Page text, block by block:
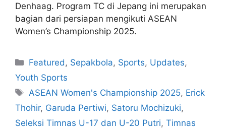
Denhaag. Program TC di Jepang ini merupakan
bagian dari persiapan mengikuti ASEAN
Women’s Championship 2025.
Featured , Sepakbola, Sports, Updates,
Youth Sports
ASEAN Women's Championship 2025, Erick
Thohir, Garuda Pertiwi, Satoru Mochizuki,
Seleksi Timnas U-17 dan U-20 Putri, Timnas